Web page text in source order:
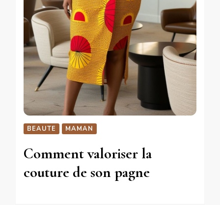
BEAUTE MAMAN
Comment valoriser la
couture de son pagne